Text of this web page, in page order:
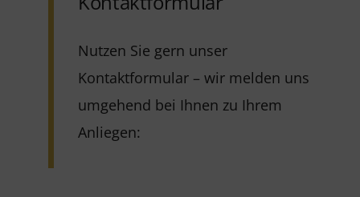
Nutzen Sie gern unser
Kontaktformular – wir melden uns
umgehend bei Ihnen zu Ihrem
Anliegen: